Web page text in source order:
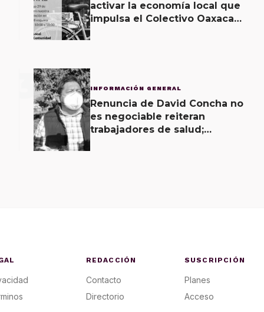
activar la economía local que
impulsa el Colectivo Oaxaca
3 INFORMACIÓN GENERAL
Renuncia de David Concha no
es negociable reiteran
trabajadores de salud;
REDACCIÓN
Contacto
Directorio
SUSCRIPCIÓN
Planes
Acceso